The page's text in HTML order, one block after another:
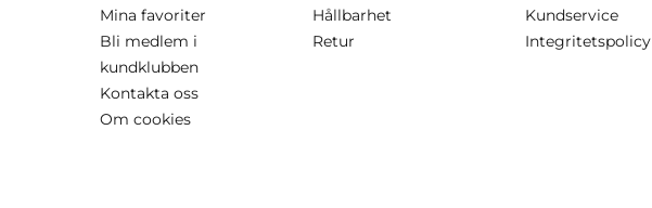
Mina favoriter
Bli medlem i
kundklubben
Kontakta oss
Om cookies
Hållbarhet
Retur
Kundservice
Integritetspolicy